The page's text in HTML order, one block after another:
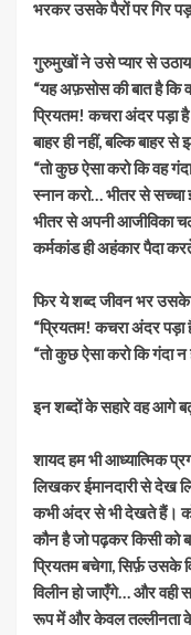
भरकर उसके पैरों पर गिर
गुरुमुखों ने उसे प्यार से
“यह अफ़सोस की बात है कि
प्रियतम! कचरा अंदर पड़ा
बाहर ही नहीं, बल्कि
“तो कुछ ऐसा करो कि वह
स्नान करो… भीतर से सच्चा
भीतर से अपनी आजीविका
कर्मकांड ही अहंकार पैदा
फिर ये शब्द जीवन भर
“प्रियतम! कचरा अंदर पड़ा
“तो कुछ ऐसा करो कि गंदा न
इन शब्दों के सहारे वह आगे
शायद हम भी आध्यात्मिक
लिखकर ईमानदारी से देख
कभी अंदर से भी देखते हैं।
कौन है जो पढ़कर किसी को
प्रियतम बचेगा, सिर्फ़ उसके
विलीन हो जाएँगे… और
रूप में और केवल तल्लीनता